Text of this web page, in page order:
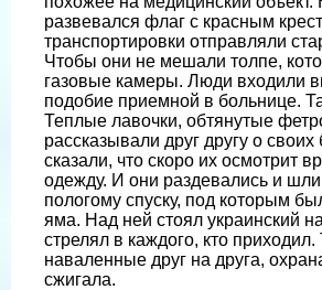
развевался флаг с красным
транспортировки отправляли
Чтобы они не мешали толпе,
газовые камеры. Люди входили
подобие приемной в больнице.
Теплые лавочки, обтянутые
рассказывали друг другу о
сказали, что скоро их осмотрит
одежду. И они раздевались и шли
пологому спуску, под которым
яма. Над ней стоял украинский
стрелял в каждого, кто приходил.
наваленные друг на друга,
сжигала.